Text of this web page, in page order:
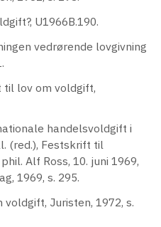
U1966B.190.
vedrørende lovgivning
til lov om voldgift,
handelsvoldgift i
(red.), Festskrift til
Alf Ross, 10. juni 1969,
1969, s. 295.
voldgift, Juristen, 1972, s.